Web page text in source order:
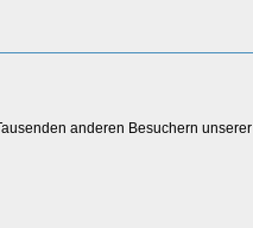
anderen Besuchern unserer